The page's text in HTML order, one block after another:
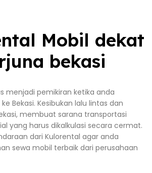
Mobil dekat
bekasi
menjadi pemikiran ketika anda
Bekasi. Kesibukan lalu lintas dan
membuat sarana transportasi
yang harus dikalkulasi secara cermat.
dari Kulorental agar anda
sewa mobil terbaik dari perusahaan